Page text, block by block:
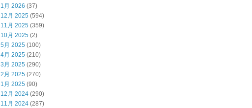
1月 2026 (37)
12月 2025 (594)
11月 2025 (359)
10月 2025 (2)
5月 2025 (100)
4月 2025 (210)
3月 2025 (290)
2月 2025 (270)
1月 2025 (90)
12月 2024 (290)
11月 2024 (287)